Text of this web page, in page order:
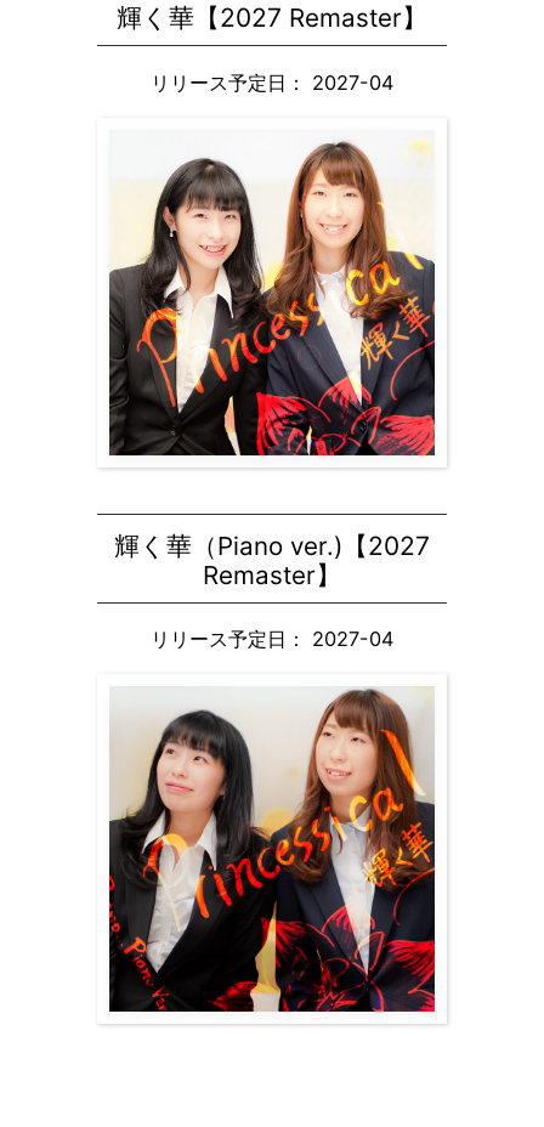
輝く華【2027 Remaster】
リリース予定日： 2027-04
輝く華（Piano ver.)【2027
Remaster】
リリース予定日： 2027-04